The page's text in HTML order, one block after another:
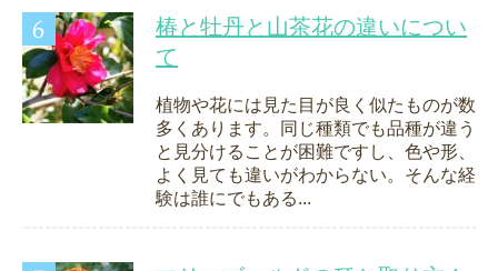
椿と牡丹と山茶花の違いについ
て
植物や花には見た目が良く似たものが数
多くあります。同じ種類でも品種が違う
と見分けることが困難ですし、色や形、
よく見ても違いがわからない。そんな経
験は誰にでもある...